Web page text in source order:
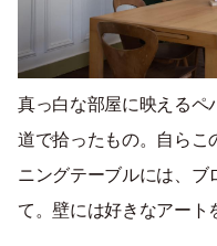
真っ白な部屋に映えるペ
道で拾ったもの。自らこ
ニングテーブルには、ブ
て。壁には好きなアート